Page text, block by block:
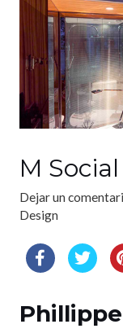
M
Dejar un
Design